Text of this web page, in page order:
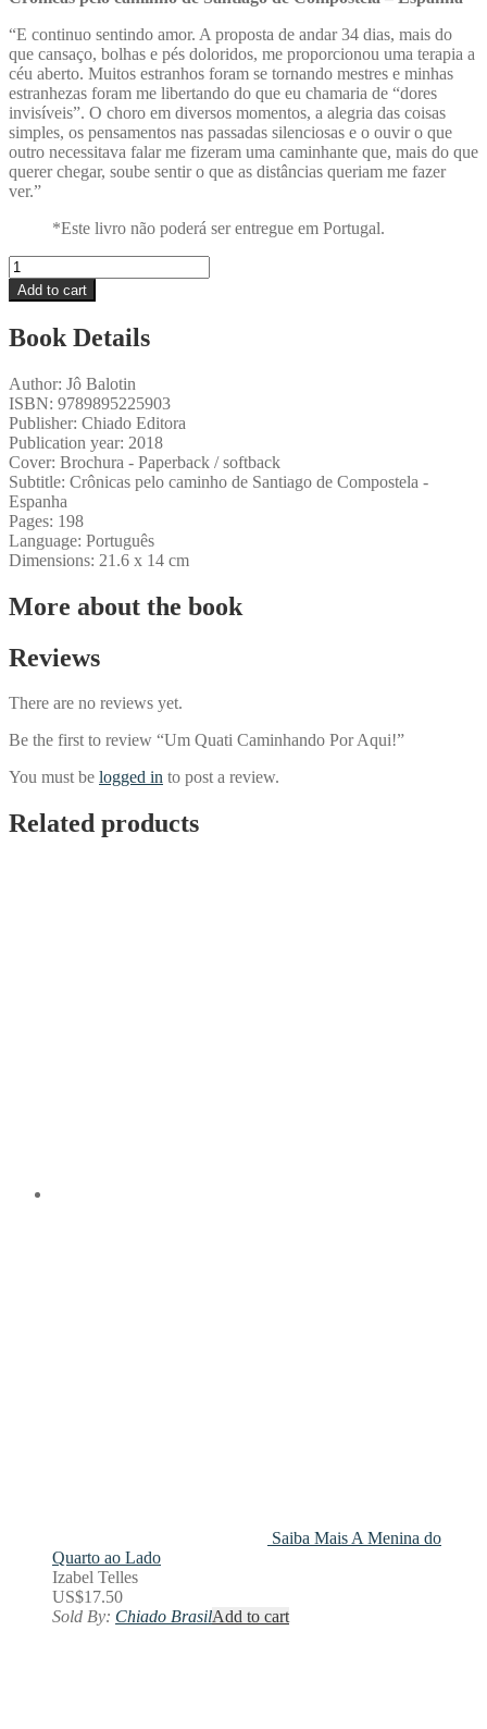
“E continuo sentindo amor. A proposta de andar 34 dias, mais do
que cansaço, bolhas e pés doloridos, me proporcionou uma terapia a
céu aberto. Muitos estranhos foram se tornando mestres e minhas
estranhezas foram me libertando do que eu chamaria de “dores
invisíveis”. O choro em diversos momentos, a alegria das coisas
simples, os pensamentos nas passadas silenciosas e o ouvir o que
outro necessitava falar me fizeram uma caminhante que, mais do que
querer chegar, soube sentir o que as distâncias queriam me fazer
ver.”
*Este livro não poderá ser entregue em Portugal.
Um
Quati
Caminhando
Aqui!
Add to cart
Book Details
Author: Jô Balotin
ISBN: 9789895225903
Publisher: Chiado Editora
Publication year: 2018
Cover: Brochura - Paperback / softback
Subtitle: Crônicas pelo caminho de Santiago de Compostela -
Espanha
Pages: 198
Language: Português
Dimensions: 21.6 x 14 cm
More about the book
Reviews
There are no reviews yet.
Be the first to review “Um Quati Caminhando Por Aqui!”
You must be logged in to post a review.
Related products
Saiba Mais A Menina do
Quarto ao Lado
Izabel Telles
US$17.50
Sold By: Chiado BrasilAdd to cart